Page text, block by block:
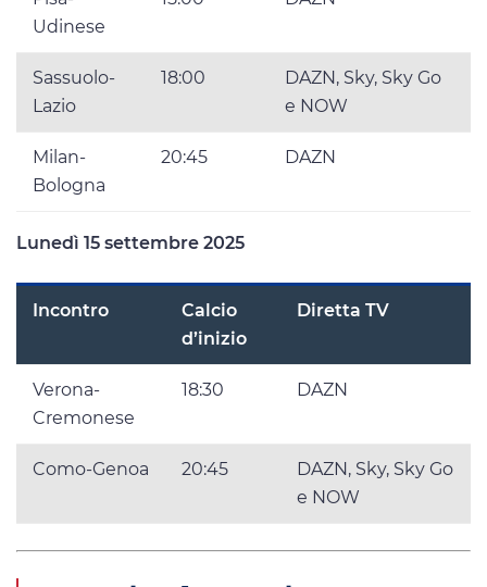
Udinese
Sassuolo-
Lazio
18:00
DAZN, Sky, Sky Go
e NOW
Milan-
Bologna
20:45 DAZN
Lunedì 15 settembre 2025
Incontro
Calcio
d’inizio
Diretta TV
Verona-
Cremonese
18:30 DAZN
Como-Genoa 20:45
DAZN, Sky, Sky Go
e NOW